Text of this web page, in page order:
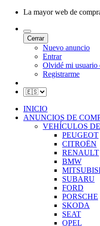
La mayor web de
Cerrar
Nuevo anuncio
Entrar
Olvidé mi usuario
Registrarme
INICIO
ANUNCIOS DE
VEHÍCULOS
PEUGEOT
CITROËN
RENAULT
BMW
SUBARU
FORD
PORSCHE
SKODA
SEAT
OPEL